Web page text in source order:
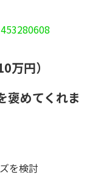
万円）
褒めてくれま
を検討